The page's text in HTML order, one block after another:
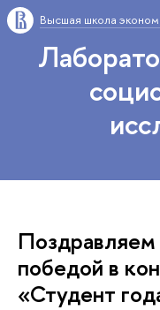
Высшая школа
победой в
«Студент